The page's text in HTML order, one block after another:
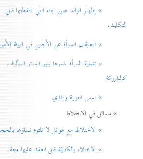
» إظهار الوالد صور ابنته التي التقطتها قبل
التكليف
» تحجّب المرأة عن الأجنبي في البيئة
» تغطية المرأة شعرها بغير الساتر المألوف
كالباروكة
» لمس العورة والثدي
» مسائل في الاختلاط
» الاختلاط مع عوائل لا تلتزم نساؤها
» الاختلاء بالكتابيّة قبل العقد عليها متعة